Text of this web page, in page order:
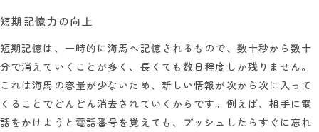
短期記憶力の向上
短期記憶は、一時的に海馬へ記憶されるもので、数十秒から数十
分で消えていくことが多く、長くても数日程度しか残りません。
これは海馬の容量が少ないため、新しい情報が次から次に入って
くることでどんどん消去されていくからです。例えば、相手に電
話をかけようと電話番号を覚えても、プッシュしたらすぐに忘れ